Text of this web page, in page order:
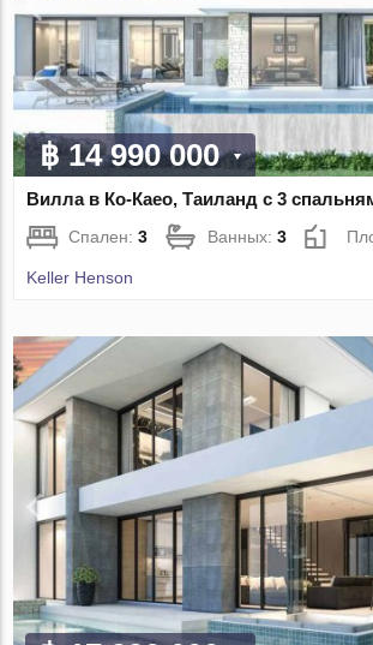
฿ 14 990 000
Вилла в Ко-Каео, Таиланд с 3
Спален:3 Ванных:3
Keller Henson